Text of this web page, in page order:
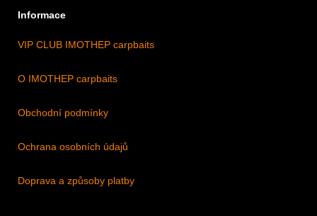
Informace
VIP CLUB IMOTHEP carpbaits
O IMOTHEP carpbaits
Obchodní podmínky
Ochrana osobních údajů
Doprava a způsoby platby